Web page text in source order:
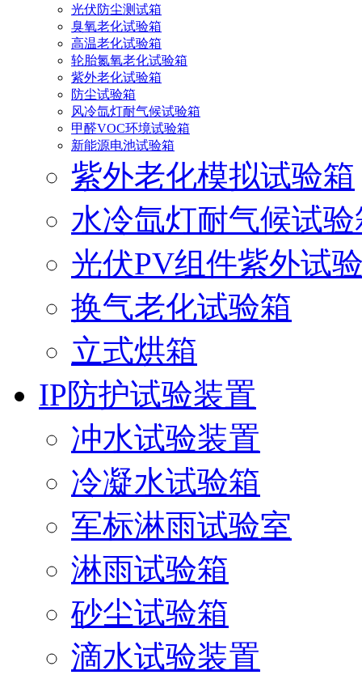
光伏防尘测试箱
臭氧老化试验箱
高温老化试验箱
轮胎氮氧老化试验箱
紫外老化试验箱
防尘试验箱
风冷氙灯耐气候试验箱
甲醛VOC环境试验箱
新能源电池试验箱
紫外老化模拟试验箱
水冷氙灯耐气候试验
光伏PV组件紫外试
换气老化试验箱
立式烘箱
IP防护试验装置
冲水试验装置
冷凝水试验箱
军标淋雨试验室
淋雨试验箱
砂尘试验箱
滴水试验装置